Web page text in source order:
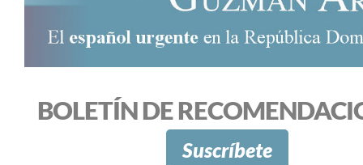
BOLETÍN DE
Suscríbete